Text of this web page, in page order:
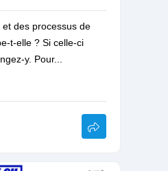
des processus de
t-elle ? Si celle-ci
y. Pour...